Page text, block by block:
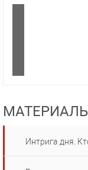
Интрига дня.